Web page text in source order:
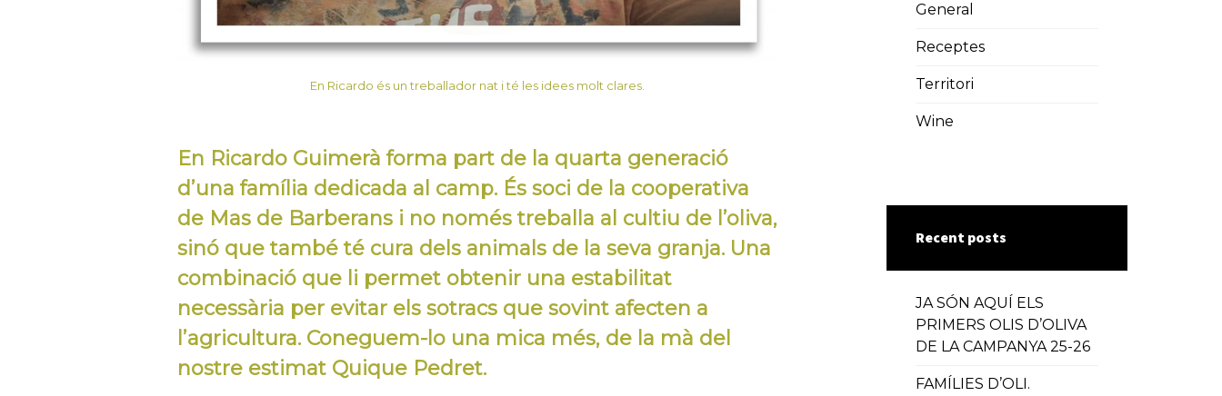
En Ricardo és un treballador nat i té les idees molt clares.
En Ricardo Guimerà forma part de la quarta generació
d’una família dedicada al camp. És soci de la cooperativa
de Mas de Barberans i no només treballa al cultiu de l’oliva,
sinó que també té cura dels animals de la seva granja. Una
combinació que li permet obtenir una estabilitat
necessària per evitar els sotracs que sovint afecten a
l’agricultura. Coneguem-lo una mica més, de la mà del
nostre estimat Quique Pedret.
General
Receptes
Territori
Wine
Recent posts
JA SÓN AQUÍ ELS
PRIMERS OLIS D’OLIVA
DE LA CAMPANYA 25-26
FAMÍLIES D’OLI.